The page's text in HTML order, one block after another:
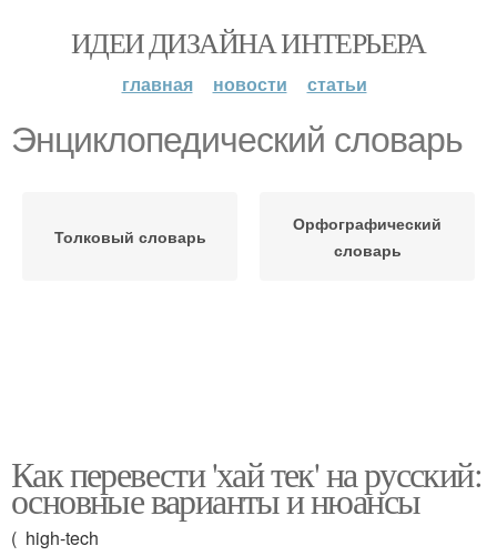
ИДЕИ ДИЗАЙНА ИНТЕРЬЕРА
главная новости статьи
Энциклопедический словарь
Толковый словарь
Орфографический
словарь
Как перевести 'хай тек' на русский:
основные варианты и нюансы
( high-tech